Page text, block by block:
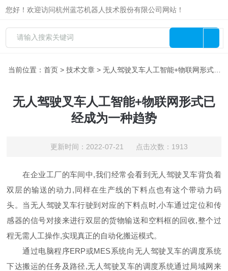
您好！欢迎访问杭州蓝芯机器人技术股份有限公司网站！
当前位置：首页 >技术文章 > 无人驾驶叉车人工智能+物联网形式已经成为一种趋势
无人驾驶叉车人工智能+物联网形式已
经成为一种趋势
更新时间：2022-07-21 点击次数：1913
在企业工厂的车间中,我们经常会看到无人驾驶叉车背负着
双层的输送的动力,同样在生产线的下料点也有这个带动力码
头。当无人驾驶叉车行驶到对应的下料点时,小车通过定位和传
感器的信号对接来进行双层的货物输送和空料框的回收,整个过
程无需人工操作,实现真正的自动化搬运模式。
通过电脑程序ERP或MES系统向无人驾驶叉车的调度系统
下达搬运的任务及路径,无人驾驶叉车的调度系统通过局域网来